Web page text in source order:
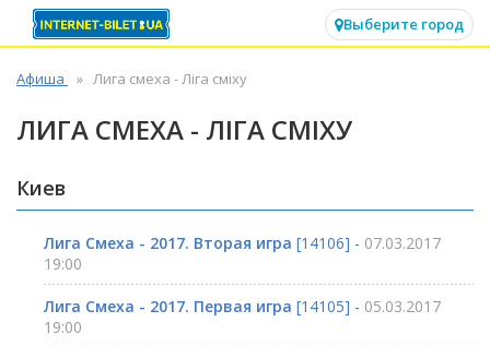
Выберите город
Афиша Лига смеха - Ліга сміху
ЛИГА СМЕХА - ЛІГА СМІХУ
Киев
Лига Смеха - 2017. Вторая игра [14106] - 07.03.2017
19:00
Лига Смеха - 2017. Первая игра [14105] - 05.03.2017
19:00